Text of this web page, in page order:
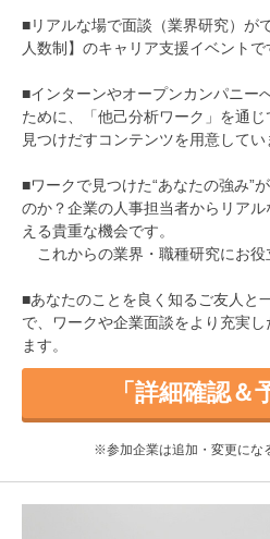
■リアルな場で面談（業界研究）が
人数制】のキャリア支援イベントで
■インターンやオープンカンパニー
ために、「他己分析ワーク」を通
見つけだすコンテンツを用意してい
■ワークで見つけた“あなたの強み”
のか？企業の人事担当者からリア
える貴重な機会です。
これからの業界・職種研究にお役
■あなたのことを良く知るご友人と
で、ワークや企業面談をより充実
ます。
「詳細確認＆
※参加企業は追加・変更にな